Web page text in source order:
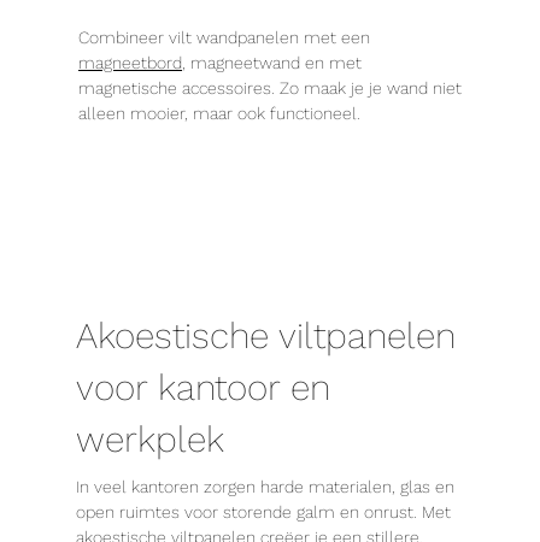
Combineer vilt wandpanelen met een
magneetbord, magneetwand en met
magnetische accessoires. Zo maak je je wand niet
alleen mooier, maar ook functioneel.
Akoestische viltpanelen
voor kantoor en
werkplek
In veel kantoren zorgen harde materialen, glas en
open ruimtes voor storende galm en onrust. Met
akoestische viltpanelen creëer je een stillere,